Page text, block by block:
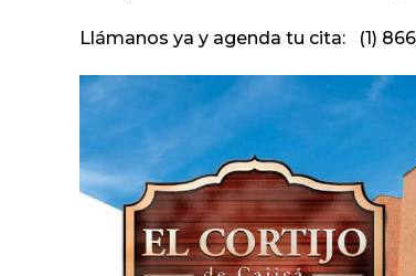
Llámanos ya y agenda tu cita: (1)